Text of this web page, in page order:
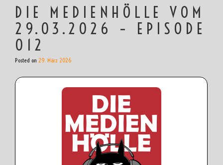
DIE MEDIENHÖLLE VOM
29.03.2026 – EPISODE
012
Posted on 29. März 2026